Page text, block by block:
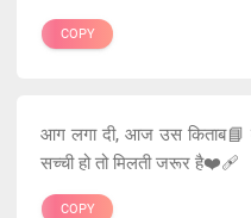
COPY
आग लगा दी, आज उस किताब📘
सच्ची हो तो मिलती जरूर है❤️‍🩹
COPY